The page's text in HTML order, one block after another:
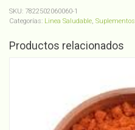
Positiv
100g
SKU: 7822502060060-1
Categorías: Linea Saludable Suplementos
Productos relacionados